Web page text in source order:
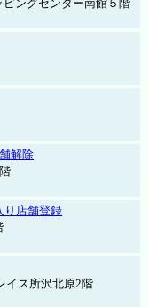
ングセンター南館５階
解除
り店舗登録
イス所沢北原2階